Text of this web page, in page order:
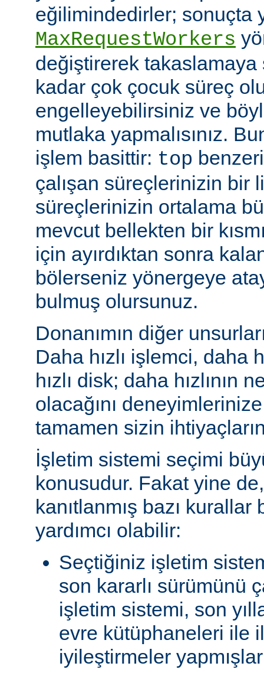
eğilimindedirler; sonuçta
MaxRequestWorkers
değiştirerek
kadar çok çocuk süreç
engelleyebilirsiniz ve
mutlaka yapmalısınız.
işlem basittir: top
çalışan süreçlerinizin bir
süreçlerinizin ortalama
mevcut bellekten bir
için ayırdıktan sonra
bölerseniz yönergeye
bulmuş olursunuz.
Donanımın diğer
Daha hızlı işlemci, daha
hızlı disk; daha hızlının
olacağını
tamamen sizin
İşletim sistemi seçimi
konusudur. Fakat yine de,
kanıtlanmış bazı
yardımcı olabilir:
Seçtiğiniz işletim
son kararlı sürümünü
işletim sistemi, son
evre kütüphaneleri ile
iyileştirmeler